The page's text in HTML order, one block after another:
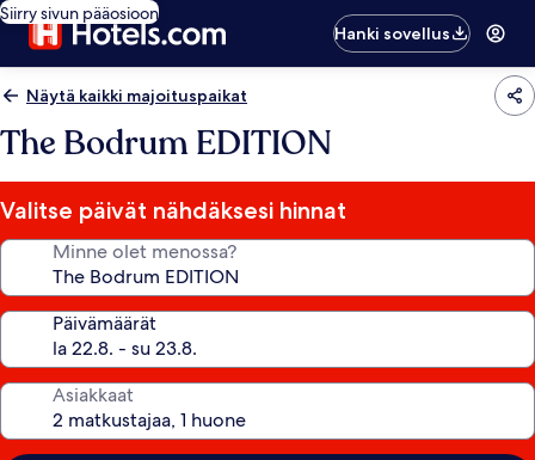
Siirry sivun pääosioon
Hanki sovellus
Näytä kaikki majoituspaikat
The Bodrum EDITION
Valitse päivät nähdäksesi hinnat
Minne olet menossa?
Päivämäärät
Asiakkaat